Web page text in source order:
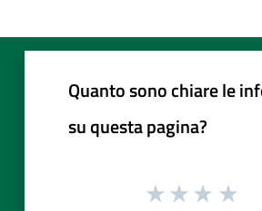
Quanto sono chiare le
su questa pagina?